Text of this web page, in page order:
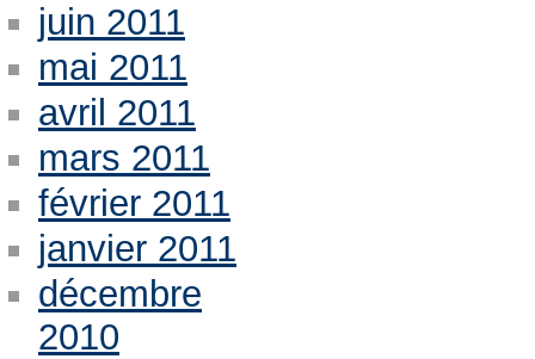
juin 2011
mai 2011
avril 2011
mars 2011
février 2011
janvier 2011
décembre
2010